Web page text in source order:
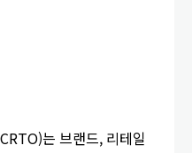
는 브랜드, 리테일